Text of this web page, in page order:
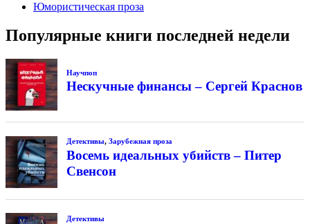
Юмористическая проза
Популярные книги последней недели
Научпоп
Нескучные финансы – Сергей Краснов
Детективы, Зарубежная проза
Восемь идеальных убийств – Питер
Свенсон
Детективы